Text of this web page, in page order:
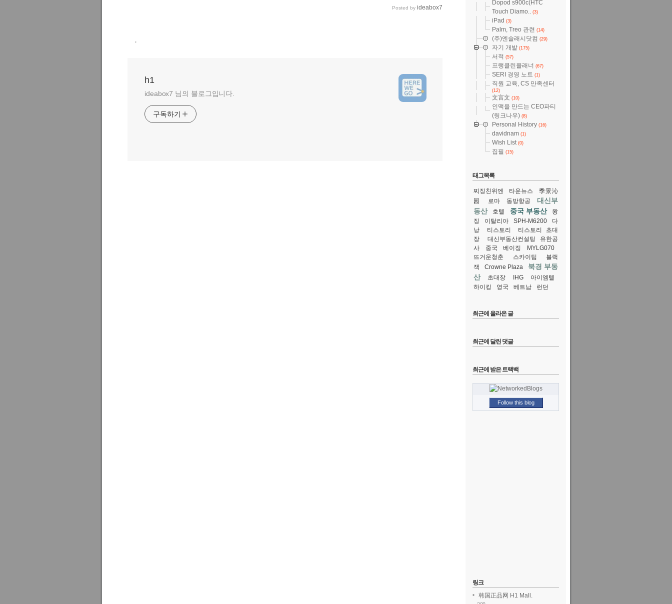
Posted by ideabox7
,
h1
ideabox7 님의 블로그입니다.
구독하기
Dopod s900c(HTC
Touch Diamo.. (3)
iPad (3)
Palm, Treo 관련 (14)
(주)엔슬래시닷컴 (29)
자기 개발 (175)
서적 (57)
프랭클린플래너 (67)
SERI 경영 노트 (1)
직원 교육, CS 만족센터
(12)
文言文 (10)
인맥을 만드는 CEO파티
(링크나우) (8)
Personal History (16)
davidnam (1)
Wish List(0)
집필 (15)
태그목록
찌징친위엔 타운뉴스
季景沁
园
로마 동방항공
대신부
동산
호텔 중국 부동산
왕
징
이탈리아 SPH-M6200
다
낭
티스토리
티스토리 초대
장
대신부동산컨설팅 유한공
사
중국 베이징
MYLG070
뜨거운청춘
스카이팀
블랙
잭
Crowne Plaza
북경 부동
산
초대장 IHG
아이엠텔
하이킹
영국 베트남 런던
최근에 올라온 글
최근에 달린 댓글
최근에 받은 트랙백
Follow this blog
링크
韩国正品网 H1 Mall.